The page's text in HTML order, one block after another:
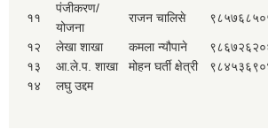
११
पंजीकरण/
योजना
राजन चालिसे
१२ लेखा शाखा कमला न्यौपाने
१३
आ.ले.प. शाखा मोहन घर्ती क्षेत्री
१४
लघु उद्दम